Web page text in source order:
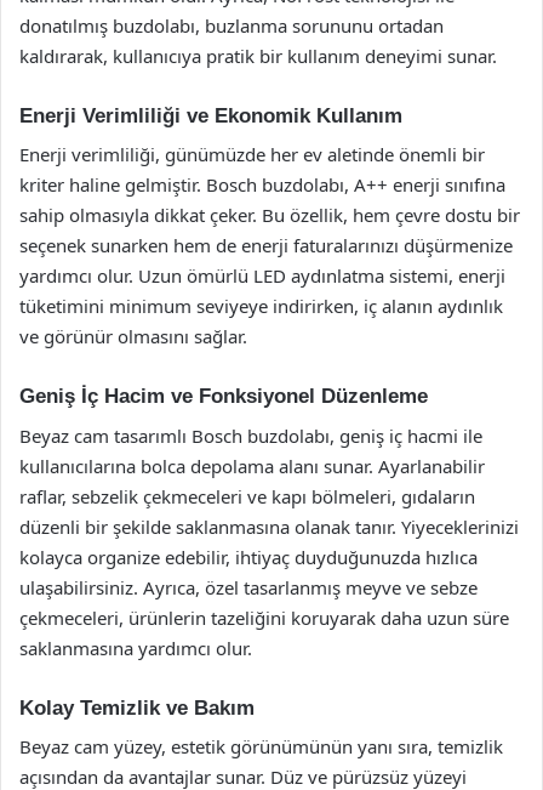
donatılmış buzdolabı, buzlanma sorununu ortadan
kaldırarak, kullanıcıya pratik bir kullanım deneyimi sunar.
Enerji Verimliliği ve Ekonomik Kullanım
Enerji verimliliği, günümüzde her ev aletinde önemli bir
kriter haline gelmiştir. Bosch buzdolabı, A++ enerji sınıfına
sahip olmasıyla dikkat çeker. Bu özellik, hem çevre dostu bir
seçenek sunarken hem de enerji faturalarınızı düşürmenize
yardımcı olur. Uzun ömürlü LED aydınlatma sistemi, enerji
tüketimini minimum seviyeye indirirken, iç alanın aydınlık
ve görünür olmasını sağlar.
Geniş İç Hacim ve Fonksiyonel Düzenleme
Beyaz cam tasarımlı Bosch buzdolabı, geniş iç hacmi ile
kullanıcılarına bolca depolama alanı sunar. Ayarlanabilir
raflar, sebzelik çekmeceleri ve kapı bölmeleri, gıdaların
düzenli bir şekilde saklanmasına olanak tanır. Yiyeceklerinizi
kolayca organize edebilir, ihtiyaç duyduğunuzda hızlıca
ulaşabilirsiniz. Ayrıca, özel tasarlanmış meyve ve sebze
çekmeceleri, ürünlerin tazeliğini koruyarak daha uzun süre
saklanmasına yardımcı olur.
Kolay Temizlik ve Bakım
Beyaz cam yüzey, estetik görünümünün yanı sıra, temizlik
açısından da avantajlar sunar. Düz ve pürüzsüz yüzeyi